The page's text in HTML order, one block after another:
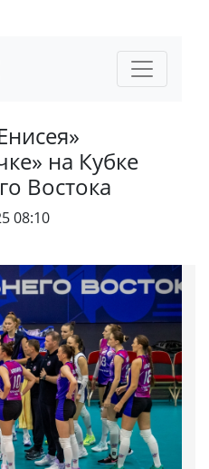
на Кубке
Востока
08:10